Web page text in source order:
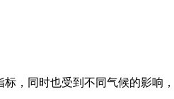
，同时也受到不同气候的影响